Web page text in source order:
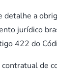
a
jurídico
422 do
de